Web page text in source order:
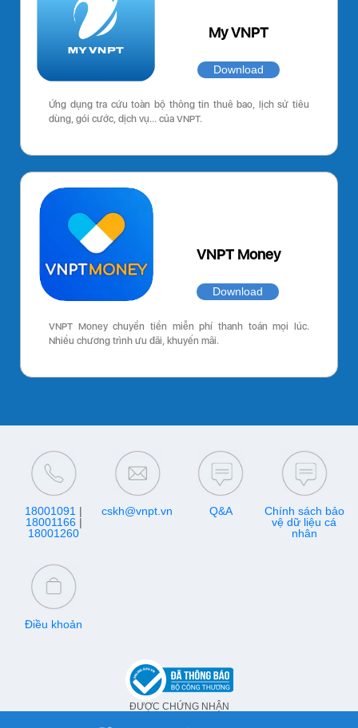
My VNPT
Download
Ứng dụng tra cứu toàn bộ thông tin thuê bao, lịch sử tiêu
dùng, gói cước, dịch vụ… của VNPT.
VNPT Money
Download
VNPT Money chuyển tiền miễn phí thanh toán mọi lúc.
Nhiều chương trình ưu đãi, khuyến mãi.
18001091 |
18001166|
18001260
cskh@vnpt.vn Q&A
Chính sách bảo
vệ dữ liệu cá
nhân
Điều khoản
ĐƯỢC CHỨNG NHẬN